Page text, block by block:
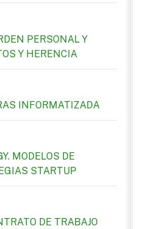
PERSONAL Y
Y HERENCIA
INFORMATIZADA
MODELOS DE
STARTUP
DE TRABAJO